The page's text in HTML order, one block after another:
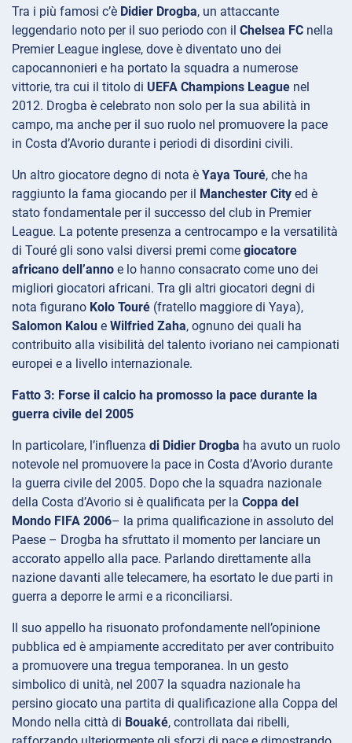
Tra i più famosi c’è Didier Drogba, un attaccante
leggendario noto per il suo periodo con il Chelsea FC nella
Premier League inglese, dove è diventato uno dei
capocannonieri e ha portato la squadra a numerose
vittorie, tra cui il titolo di UEFA Champions League nel
2012. Drogba è celebrato non solo per la sua abilità in
campo, ma anche per il suo ruolo nel promuovere la pace
in Costa d’Avorio durante i periodi di disordini civili.
Un altro giocatore degno di nota è Yaya Touré, che ha
raggiunto la fama giocando per il Manchester City ed è
stato fondamentale per il successo del club in Premier
League. La potente presenza a centrocampo e la versatilità
di Touré gli sono valsi diversi premi come giocatore
africano dell’anno e lo hanno consacrato come uno dei
migliori giocatori africani. Tra gli altri giocatori degni di
nota figurano Kolo Touré (fratello maggiore di Yaya),
Salomon Kalou e Wilfried Zaha, ognuno dei quali ha
contribuito alla visibilità del talento ivoriano nei campionati
europei e a livello internazionale.
Fatto 3: Forse il calcio ha promosso la pace durante la
guerra civile del 2005
In particolare, l’influenza di Didier Drogba ha avuto un ruolo
notevole nel promuovere la pace in Costa d’Avorio durante
la guerra civile del 2005. Dopo che la squadra nazionale
della Costa d’Avorio si è qualificata per la Coppa del
Mondo FIFA 2006– la prima qualificazione in assoluto del
Paese – Drogba ha sfruttato il momento per lanciare un
accorato appello alla pace. Parlando direttamente alla
nazione davanti alle telecamere, ha esortato le due parti in
guerra a deporre le armi e a riconciliarsi.
Il suo appello ha risuonato profondamente nell’opinione
pubblica ed è ampiamente accreditato per aver contribuito
a promuovere una tregua temporanea. In un gesto
simbolico di unità, nel 2007 la squadra nazionale ha
persino giocato una partita di qualificazione alla Coppa del
Mondo nella città di Bouaké, controllata dai ribelli,